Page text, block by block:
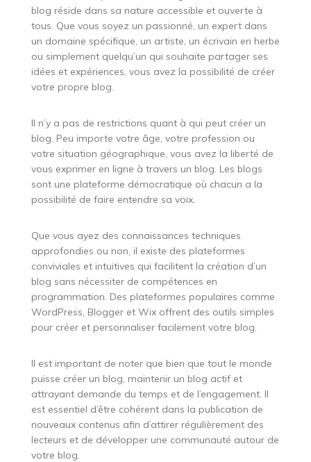
blog réside dans sa nature accessible et ouverte à
tous. Que vous soyez un passionné, un expert dans
un domaine spécifique, un artiste, un écrivain en herbe
ou simplement quelqu’un qui souhaite partager ses
idées et expériences, vous avez la possibilité de créer
votre propre blog.
Il n’y a pas de restrictions quant à qui peut créer un
blog. Peu importe votre âge, votre profession ou
votre situation géographique, vous avez la liberté de
vous exprimer en ligne à travers un blog. Les blogs
sont une plateforme démocratique où chacun a la
possibilité de faire entendre sa voix.
Que vous ayez des connaissances techniques
approfondies ou non, il existe des plateformes
conviviales et intuitives qui facilitent la création d’un
blog sans nécessiter de compétences en
programmation. Des plateformes populaires comme
WordPress, Blogger et Wix offrent des outils simples
pour créer et personnaliser facilement votre blog.
Il est important de noter que bien que tout le monde
puisse créer un blog, maintenir un blog actif et
attrayant demande du temps et de l’engagement. Il
est essentiel d’être cohérent dans la publication de
nouveaux contenus afin d’attirer régulièrement des
lecteurs et de développer une communauté autour de
votre blog.